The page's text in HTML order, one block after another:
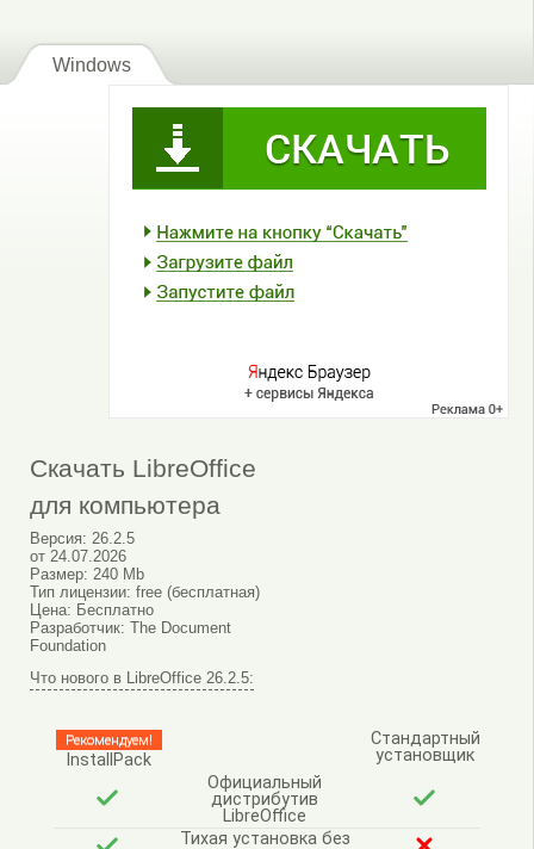
Windows
Скачать LibreOffice
для компьютера
Версия: 26.2.5
от 24.07.2026
Размер: 240 Mb
Тип лицензии: free (бесплатная)
Цена: Бесплатно
Разработчик: The Document
Foundation
Что нового в LibreOffice 26.2.5:
Рекомендуем!
InstallPack
Стандартный
установщик
Официальный
дистрибутив
LibreOffice
Тихая установка без